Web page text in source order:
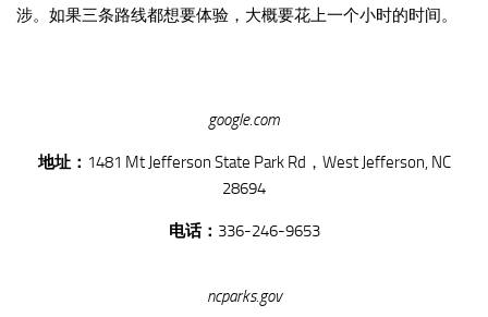
涉。如果三条路线都想要体验，大概要花上一个小时的时间。
google.com
地址： 1481 Mt Jefferson State Park Rd，West Jefferson, NC
28694
电话： 336-246-9653
ncparks.gov